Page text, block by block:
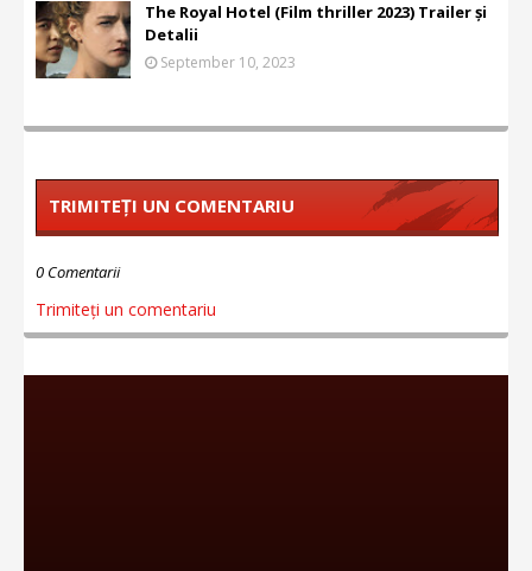
The Royal Hotel (Film thriller 2023) Trailer și
Detalii
September 10, 2023
TRIMITEȚI UN COMENTARIU
0 Comentarii
Trimiteți un comentariu